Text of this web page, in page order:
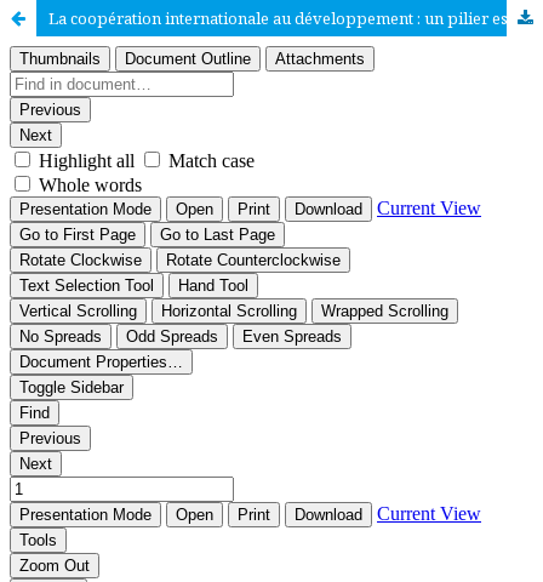
La coopération internationale au développement : un pilier essentiel pour un avenir global ?